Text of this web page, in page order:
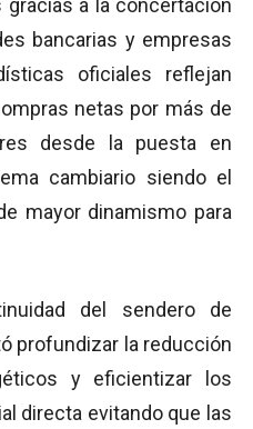
a la concertación
bancarias y empresas
oficiales reflejan
netas por más de
desde la puesta en
cambiario siendo el
mayor dinamismo para
del sendero de
profundizar la reducción
y eficientizar los
directa evitando que las